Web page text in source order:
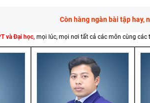
Còn hàng ngàn bài tập hay,
và Đại học, mọi lúc, mọi nơi tất cả các môn cùng các